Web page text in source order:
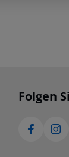
Folgen